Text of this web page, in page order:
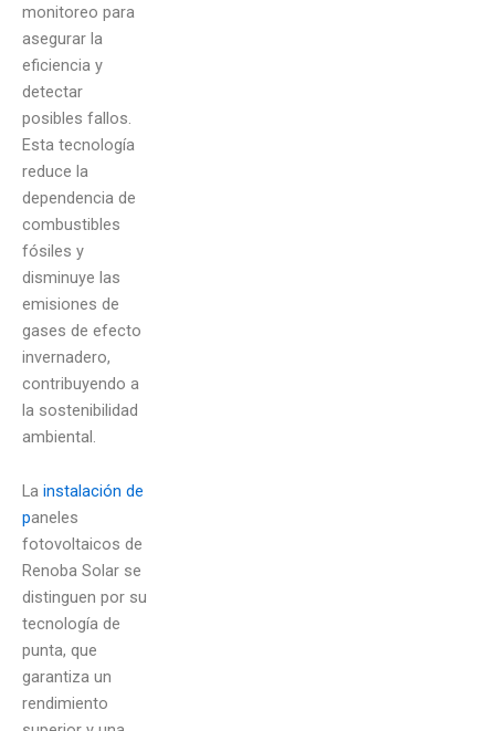
monitoreo para
asegurar la
eficiencia y
detectar
posibles fallos.
Esta tecnología
reduce la
dependencia de
combustibles
fósiles y
disminuye las
emisiones de
gases de efecto
invernadero,
contribuyendo a
la sostenibilidad
ambiental.
La instalación de
paneles
fotovoltaicos de
Renoba Solar se
distinguen por su
tecnología de
punta, que
garantiza un
rendimiento